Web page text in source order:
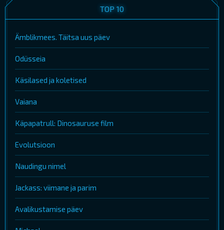
TOP 10
Ämblikmees. Täitsa uus päev
Odüsseia
Käsilased ja koletised
Vaiana
Käpapatrull: Dinosauruse film
Evolutsioon
Naudingu nimel
Jackass: viimane ja parim
Avalikustamise päev